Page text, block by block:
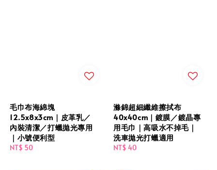
毛巾布海綿塊
12.5x8x3cm｜皮革乳／
內裝清潔／打蠟拋光專用
｜小號便利型
Regular
NT$ 50
滌錦超細纖維擦拭布
40x40cm｜鍍膜／鍍晶專
用毛巾｜高吸水不掉毛｜
洗車拋光打蠟適用
Regular
NT$ 40